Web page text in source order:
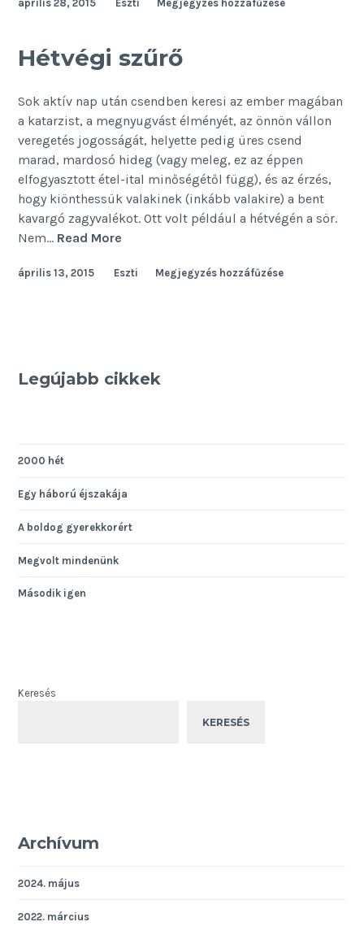
amit
április 28, 2015 Eszti Megjegyzés hozzáfűzése
Hétvégi szűrő
Sok aktív nap után csendben keresi az ember magában
a katarzist, a megnyugvást élményét, az önnön vállon
veregetés jogosságát, helyette pedig üres csend
marad, mardosó hideg (vagy meleg, ez az éppen
elfogyasztott étel-ital minőségétől függ), és az érzés,
hogy kiönthessük valakinek (inkább valakire) a bent
kavargó zagyvalékot. Ott volt például a hétvégén a sör.
Nem… Read More
április 13, 2015 Eszti Megjegyzés hozzáfűzése
Legújabb cikkek
2000 hét
Egy háború éjszakája
A boldog gyerekkorért
Megvolt mindenünk
Második igen
Keresés
KERESÉS
Archívum
2024. május
2022. március